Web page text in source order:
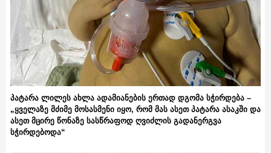
პატარა ლილეს ახლა ადამიანების ერთად დგომა სჭირდება –
„ყველაზე მძიმე მოსასმენი იყო, რომ მას ასეთ პატარა ასაკში და
ასეთ მცირე წონაზე სასწრაფოდ ღვიძლის გადანერგვა
სჭირდებოდა“